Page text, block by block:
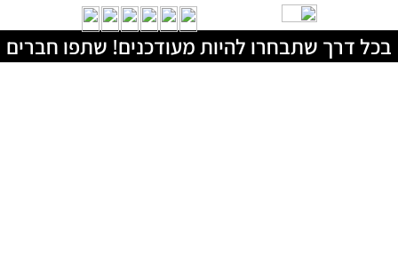
בכל דרך שתבחרו להיות מעודכנים! שתפו חברים